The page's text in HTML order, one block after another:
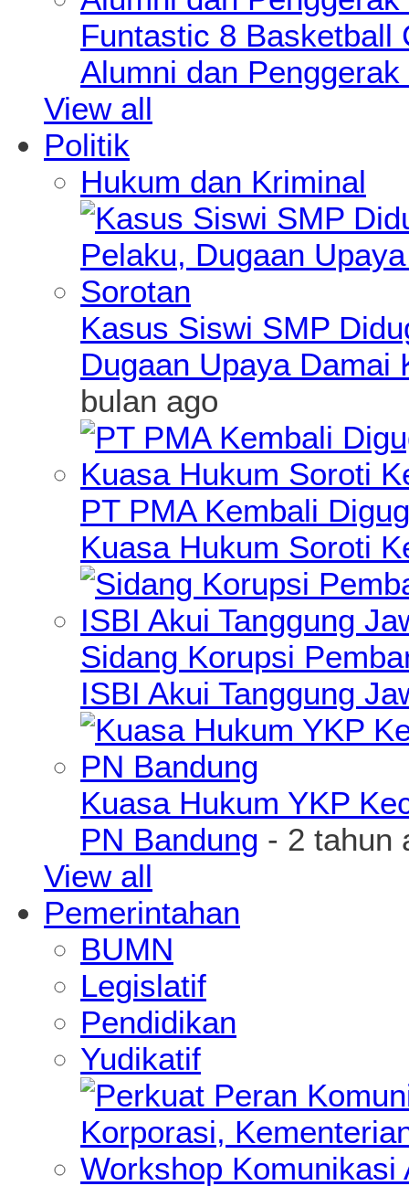
Funtastic 8 Basketball
Alumni dan
View all
Politik
Hukum dan Kriminal
Kasus Siswi SMP
Dugaan Upaya Damai
bulan ago
PT PMA Kembali
Kuasa Hukum Soroti
Sidang Korupsi
ISBI Akui Tanggung
Kuasa Hukum YKP
PN Bandung - 2 tahun
View all
Pemerintahan
BUMN
Legislatif
Pendidikan
Yudikatif